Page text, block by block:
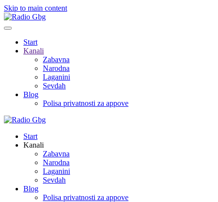
Skip to main content
Start
Kanali
Zabavna
Narodna
Laganini
Sevdah
Blog
Polisa privatnosti za appove
Start
Kanali
Zabavna
Narodna
Laganini
Sevdah
Blog
Polisa privatnosti za appove